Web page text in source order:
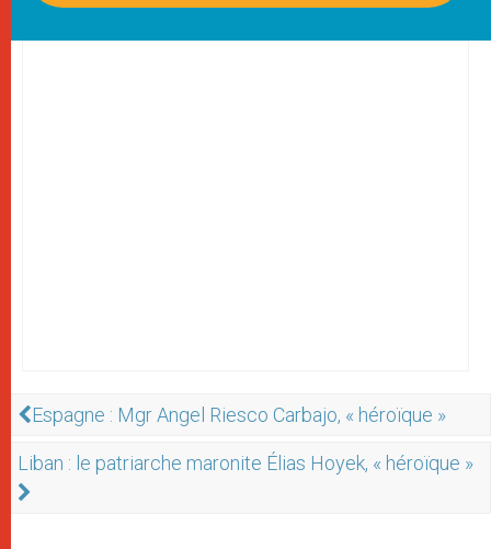
Espagne : Mgr Angel Riesco Carbajo, « héroïque »
Liban : le patriarche maronite Élias Hoyek, « héroïque »